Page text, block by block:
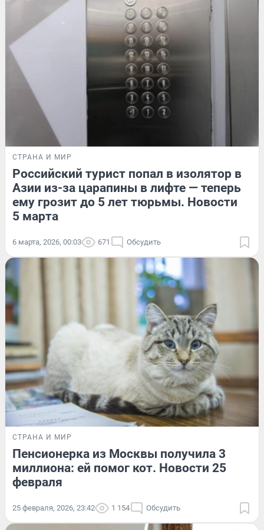
СТРАНА И МИР
Российский турист попал в изолятор в
Азии из-за царапины в лифте — теперь
ему грозит до 5 лет тюрьмы. Новости
5 марта
6 марта, 2026, 00:03 671 Обсудить
СТРАНА И МИР
Пенсионерка из Москвы получила 3
миллиона: ей помог кот. Новости 25
февраля
25 февраля, 2026, 23:42 1 154 Обсудить